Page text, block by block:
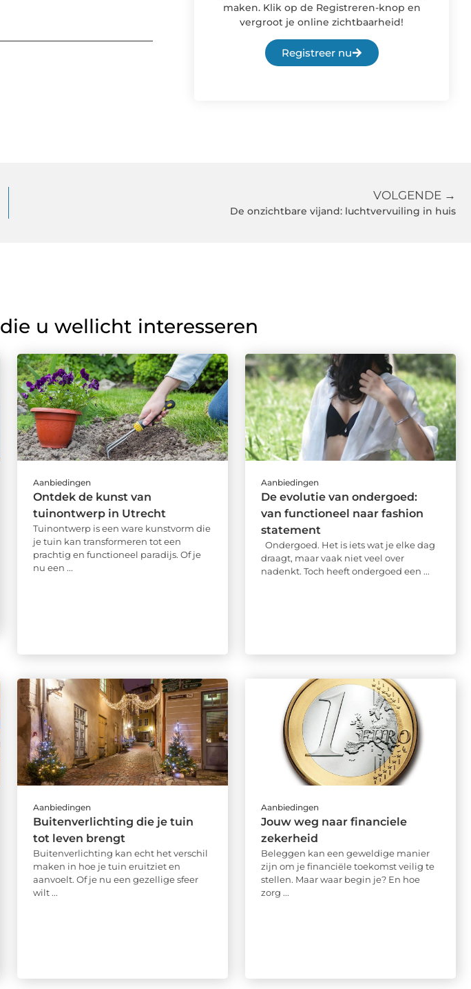
maken. Klik op de Registreren-knop en
vergroot je online zichtbaarheid!
Registreer nu
VOLGENDE →
De onzichtbare vijand: luchtvervuiling in huis
die u wellicht interesseren
Aanbiedingen
Ontdek de kunst van
tuinontwerp in Utrecht
Tuinontwerp is een ware kunstvorm die
je tuin kan transformeren tot een
prachtig en functioneel paradijs. Of je
nu een ...
Aanbiedingen
De evolutie van ondergoed:
van functioneel naar fashion
statement
Ondergoed. Het is iets wat je elke dag
draagt, maar vaak niet veel over
nadenkt. Toch heeft ondergoed een ...
Aanbiedingen
Buitenverlichting die je tuin
tot leven brengt
Buitenverlichting kan echt het verschil
maken in hoe je tuin eruitziet en
aanvoelt. Of je nu een gezellige sfeer
wilt ...
Aanbiedingen
Jouw weg naar financiele
zekerheid
Beleggen kan een geweldige manier
zijn om je financiële toekomst veilig te
stellen. Maar waar begin je? En hoe
zorg ...